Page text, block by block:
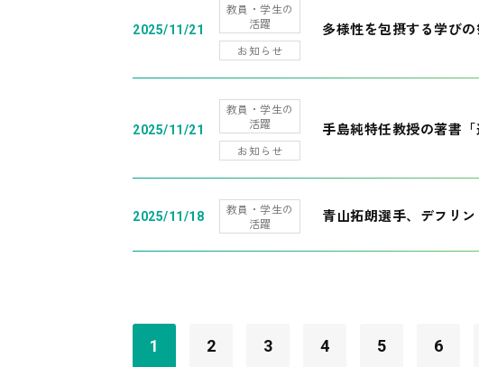
2025/11/21
教員・学生の
活躍
お知らせ
多様性を包摂する学び
2025/11/21
教員・学生の
活躍
お知らせ
手島純特任教授の著書
2025/11/18
教員・学生の
活躍
青山拓朗選手、デフリ
1 2 3 4 5 6